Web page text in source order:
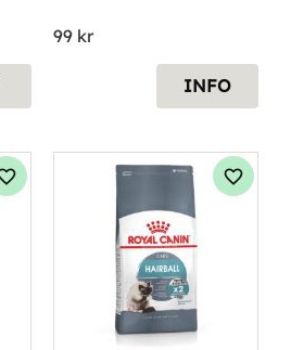
99 kr
INFO
Lägg till i favoriter Lägg